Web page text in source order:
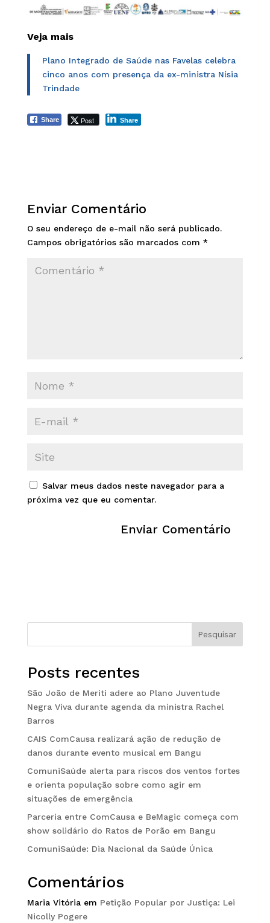
Veja mais
Plano Integrado de Saúde nas Favelas celebra
cinco anos com presença da ex-ministra Nísia
Trindade
Share Post Share
Enviar Comentário
O seu endereço de e-mail não será publicado.
Campos obrigatórios são marcados com *
Salvar meus dados neste navegador para a
próxima vez que eu comentar.
Pesquisar
Posts recentes
São João de Meriti adere ao Plano Juventude
Negra Viva durante agenda da ministra Rachel
Barros
CAIS ComCausa realizará ação de redução de
danos durante evento musical em Bangu
ComuniSaúde alerta para riscos dos ventos fortes
e orienta população sobre como agir em
situações de emergência
Parceria entre ComCausa e BeMagic começa com
show solidário do Ratos de Porão em Bangu
ComuniSaúde: Dia Nacional da Saúde Única
Comentários
Maria Vitóriaem Petição Popular por Justiça: Lei
Nicolly Pogere